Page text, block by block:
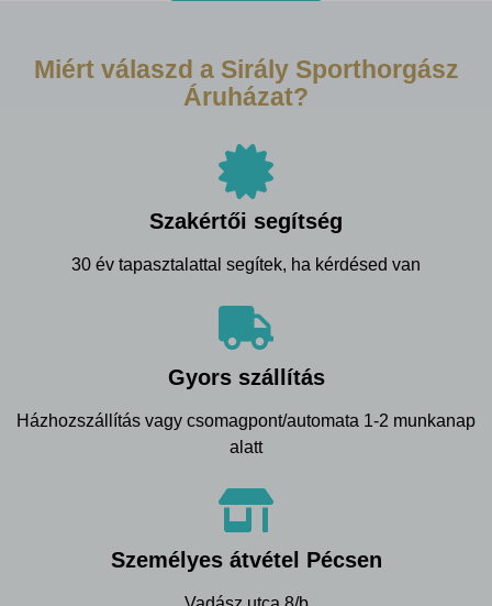
Miért válaszd a Sirály Sporthorgász
Áruházat?
Szakértői segítség
30 év tapasztalattal segítek, ha kérdésed van
Gyors szállítás
Házhozszállítás vagy csomagpont/automata 1-2 munkanap
alatt
Személyes átvétel Pécsen